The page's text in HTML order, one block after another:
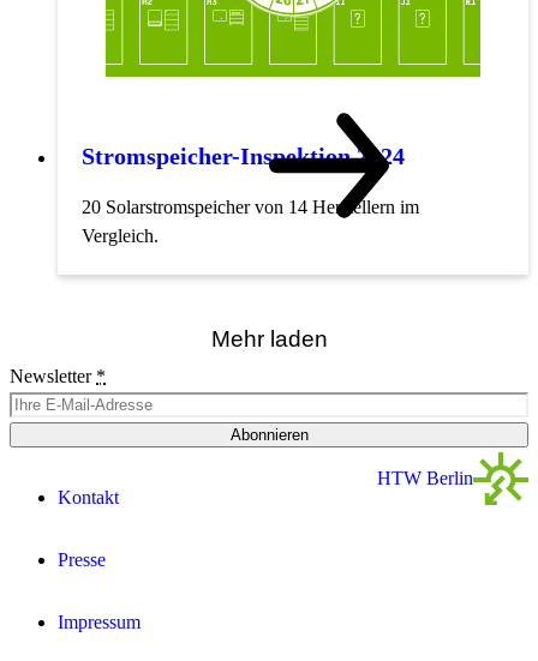
Stromspeicher-Inspektion 2024
20 Solarstromspeicher von 14 Herstellern im
Vergleich.
Mehr laden
Newsletter *
Abonnieren
Kontakt
Presse
Impressum
HTW Berlin